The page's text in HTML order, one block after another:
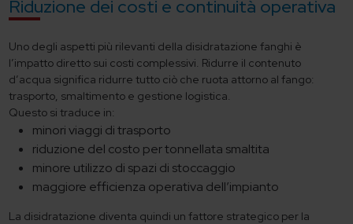
Riduzione dei costi e continuità operativa
Uno degli aspetti più rilevanti della disidratazione fanghi è
l’impatto diretto sui costi complessivi. Ridurre il contenuto
d’acqua significa ridurre tutto ciò che ruota attorno al fango:
trasporto, smaltimento e gestione logistica.
Questo si traduce in:
minori viaggi di trasporto
riduzione del costo per tonnellata smaltita
minore utilizzo di spazi di stoccaggio
maggiore efficienza operativa dell’impianto
La disidratazione diventa quindi un fattore strategico per la